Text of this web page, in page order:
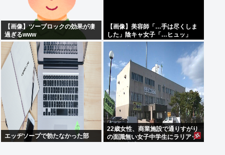
【画像】ツーブロックの効果が凄
過ぎるwww
【画像】美容師「…手は尽くしま
した」陰キャ女子「…ヒュッ」
エッヂソープで勃たなかった部
22歳女性、商業施設で通りすがり
の面識無い女子中学生にラリアッ